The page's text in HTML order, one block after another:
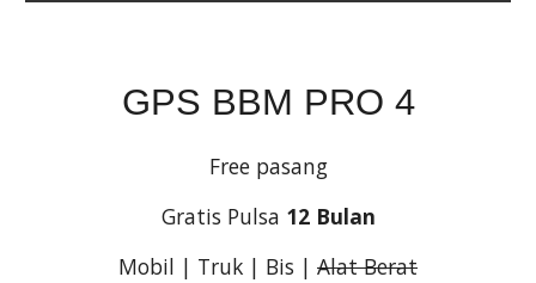
GPS BBM PRO 4
Free pasang
Gratis Pulsa 12 Bulan
Mobil | Truk | Bis | Alat Berat